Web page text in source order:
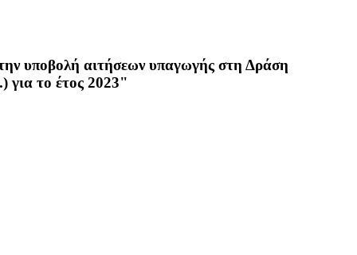
υποβολή αιτήσεων υπαγωγής στη Δράση
για το έτος 2023"